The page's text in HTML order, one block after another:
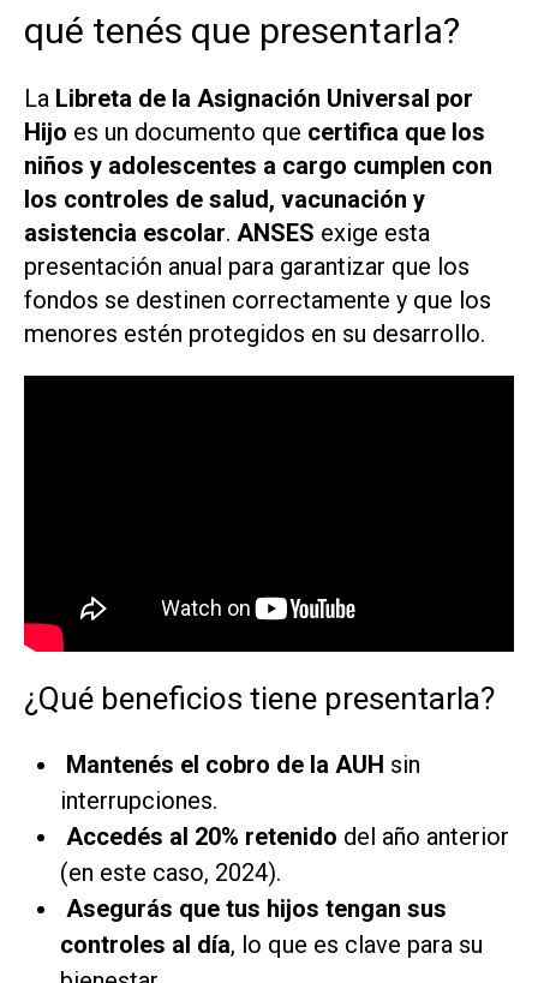
qué tenés que presentarla?
La Libreta de la Asignación Universal por
Hijo es un documento que certifica que los
niños y adolescentes a cargo cumplen con
los controles de salud, vacunación y
asistencia escolar. ANSES exige esta
presentación anual para garantizar que los
fondos se destinen correctamente y que los
menores estén protegidos en su desarrollo.
¿Qué beneficios tiene presentarla?
Mantenés el cobro de la AUH sin
interrupciones.
Accedés al 20% retenido del año anterior
(en este caso, 2024).
Asegurás que tus hijos tengan sus
controles al día, lo que es clave para su